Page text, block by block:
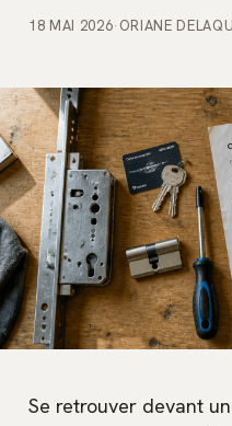
18 MAI 2026· ORIANE
Se retrouver devant